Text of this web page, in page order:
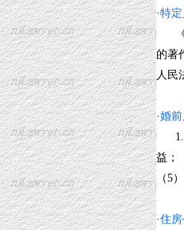
·特
《
的著
人民
·婚
1.
益；
（5
·住